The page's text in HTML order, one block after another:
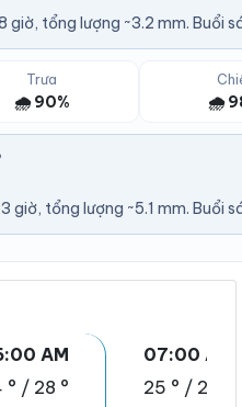
tổng lượng ~3.2 mm. Buổi
Trưa
🌧️ 90% 🌧️
tổng lượng ~5.1 mm. Buổi
AM
° / 28 °
07:00 AM
25 ° / 29 °